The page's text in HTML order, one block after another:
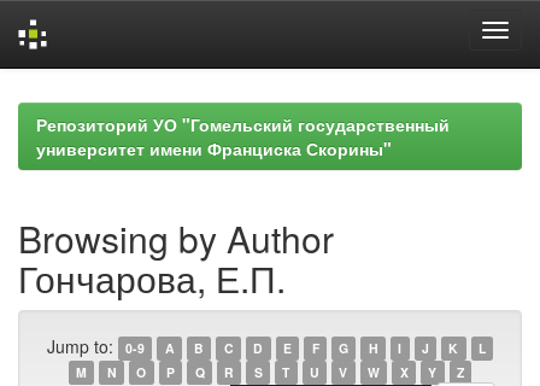
navigationРепозиторий УО "Гомельский государственный
университет имени Франциска Скорины"
Browsing by Author
Гончарова, Е.П.
Jump to: 0-9 A B C D E F G H I J K
L
M
N O P Q R S T U V W X Y Z